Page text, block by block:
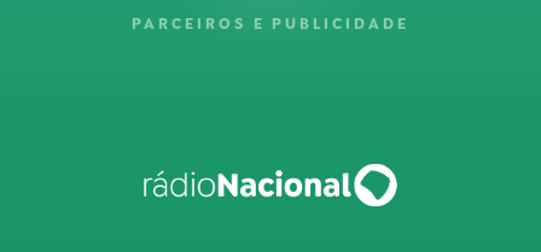
PARCEIROS E PUBLICIDADE